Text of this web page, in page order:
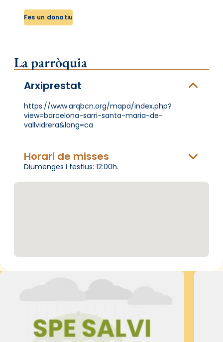
Fes un donatiu
La parròquia
Arxiprestat
https://www.arqbcn.org/mapa/index.php?
view=barcelona-sarri-santa-maria-de-
vallvidrera&lang=ca
Horari de misses
Diumenges i festius: 12:00h.